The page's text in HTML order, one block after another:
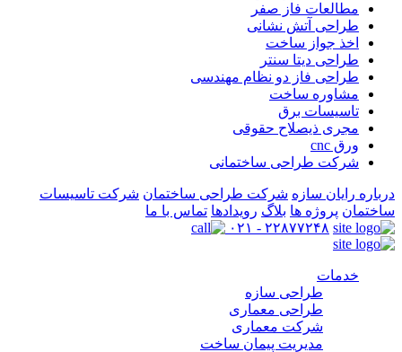
مطالعات فاز صفر
طراحی آتش نشانی
اخذ جواز ساخت
طراحی دیتا سنتر
طراحی فاز دو نظام مهندسی
مشاوره ساخت
تاسیسات برق
مجری ذیصلاح حقوقی
ورق cnc
شرکت طراحی ساختمانی
درباره رایان سازه شرکت طراحی ساختمان شرکت تاسیسات
ساختمان پروژه ها بلاگ رویدادها تماس با ما
۲۲۸۷۷۲۴۸ - ۰۲۱
خدمات
طراحی سازه
طراحی معماری
شرکت معماری
مدیریت پیمان ساخت